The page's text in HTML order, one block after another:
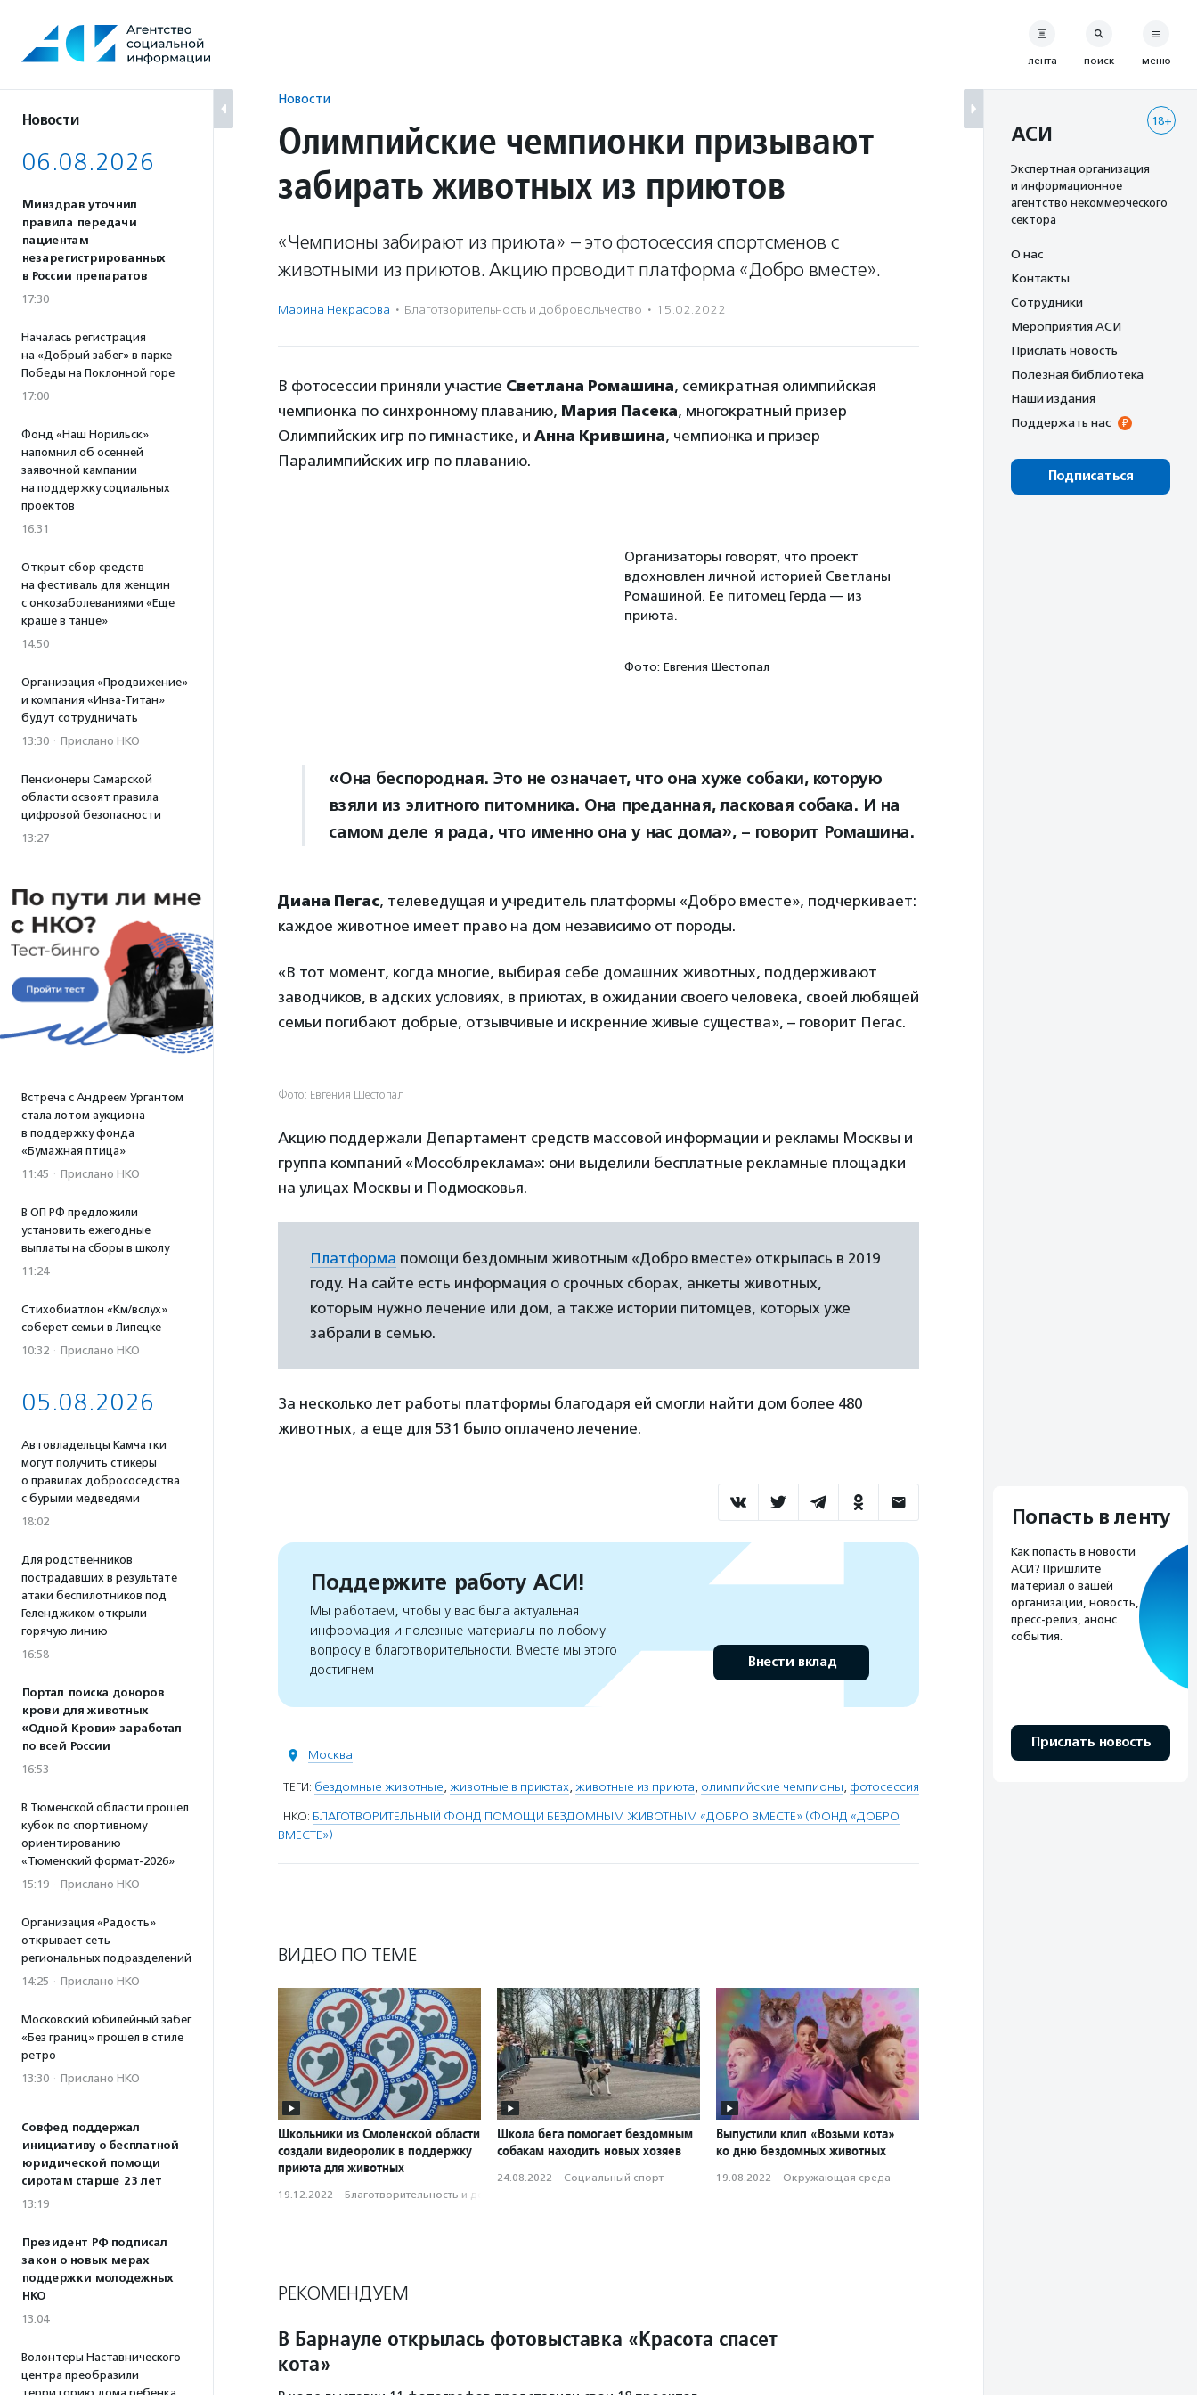
содержанию
Новости
06.08.2026
Минздрав уточнил
правила передачи
пациентам
незарегистрированных
в России препаратов
17:30
Началась регистрация
на «Добрый забег» в парке
Победы на Поклонной горе
17:00
Фонд «Наш Норильск»
напомнил об осенней
заявочной кампании
на поддержку социальных
проектов
16:31
Открыт сбор средств
на фестиваль для женщин
с онкозаболеваниями «Еще
краше в танце»
14:50
Организация «Продвижение»
и компания «Инва-Титан»
будут сотрудничать
13:30 · Прислано НКО
Пенсионеры Самарской
области освоят правила
цифровой безопасности
13:27
Встреча с Андреем Ургантом
стала лотом аукциона
в поддержку фонда
«Бумажная птица»
11:45 · Прислано НКО
В ОП РФ предложили
установить ежегодные
выплаты на сборы в школу
11:24
Стихобиатлон «Км/вслух»
соберет семьи в Липецке
10:32 · Прислано НКО
05.08.2026
Автовладельцы Камчатки
могут получить стикеры
о правилах добрососедства
с бурыми медведями
18:02
Для родственников
пострадавших в результате
атаки беспилотников под
Геленджиком открыли
горячую линию
16:58
Портал поиска доноров
крови для животных
«Одной Крови» заработал
по всей России
16:53
В Тюменской области прошел
кубок по спортивному
ориентированию
«Тюменский формат-2026»
15:19 · Прислано НКО
Организация «Радость»
открывает сеть
региональных подразделений
14:25 · Прислано НКО
Московский юбилейный забег
«Без границ» прошел в стиле
ретро
13:30 · Прислано НКО
Совфед поддержал
инициативу о бесплатной
юридической помощи
сиротам старше 23 лет
13:19
Президент РФ подписал
закон о новых мерах
поддержки молодежных
НКО
13:04
Волонтеры Наставнического
центра преобразили
Новости
Олимпийские чемпионки призывают
забирать животных из приютов
«Чемпионы забирают из приюта» – это фотосессия спортсменов с
животными из приютов. Акцию проводит платформа «Добро вместе».
Марина Некрасова · Благотвори­тель­ность и доброволь­чест­во · 15.02.2022
В фотосессии приняли участие Светлана Ромашина, семикратная олимпийская
чемпионка по синхронному плаванию, Мария Пасека, многократный призер
Олимпийских игр по гимнастике, и Анна Крившина, чемпионка и призер
Паралимпийских игр по плаванию.
Организаторы говорят, что проект
вдохновлен личной историей Светланы
Ромашиной. Ее питомец Герда — из
приюта.
Фото: Евгения Шестопал
«Она беспородная. Это не означает, что она хуже собаки, которую
взяли из элитного питомника. Она преданная, ласковая собака. И на
самом деле я рада, что именно она у нас дома», – говорит Ромашина.
Диана Пегас, телеведущая и учредитель платформы «Добро вместе», подчеркивает:
каждое животное имеет право на дом независимо от породы.
«В тот момент, когда многие, выбирая себе домашних животных, поддерживают
заводчиков, в адских условиях, в приютах, в ожидании своего человека, своей любящей
семьи погибают добрые, отзывчивые и искренние живые существа», – говорит Пегас.
Фото: Евгения Шестопал
Акцию поддержали Департамент средств массовой информации и рекламы Москвы и
группа компаний «Мособлреклама»: они выделили бесплатные рекламные площадки
на улицах Москвы и Подмосковья.
Платформа помощи бездомным животным «Добро вместе» открылась в 2019
году. На сайте есть информация о срочных сборах, анкеты животных,
которым нужно лечение или дом, а также истории питомцев, которых уже
забрали в семью.
За несколько лет работы платформы благодаря ей смогли найти дом более 480
животных, а еще для 531 было оплачено лечение.
Поддержите работу АСИ!
Мы работаем, чтобы у вас была актуальная
информация и полезные материалы по любому
вопросу в благотворительности. Вместе мы этого
достигнем
Внести вклад
Москва
ТЕГИ: бездомные животные, животные в приютах, животные из приюта, олимпийские чемпионы, фотосессия
НКО: БЛАГОТВОРИТЕЛЬНЫЙ ФОНД ПОМОЩИ БЕЗДОМНЫМ ЖИВОТНЫМ «ДОБРО ВМЕСТЕ» (ФОНД «ДОБРО
ВМЕСТЕ»)
ВИДЕО ПО ТЕМЕ
Школьники из Смоленской области
создали видеоролик в поддержку
приюта для животных
19.12.2022 · Благотвори­тель­ность и доброволь­чест­во
Школа бега помогает бездомным
собакам находить новых хозяев
24.08.2022 · Социальный спорт
Выпустили клип «Возьми кота»
ко дню бездомных животных
19.08.2022 · Окружающая среда
РЕКОМЕНДУЕМ
В Барнауле открылась фотовыставка «Красота спасет
кота»
лента поиск меню
18+
АСИ
Экспертная организация
и информационное
агентство некоммерческого
сектора
О нас
Контакты
Сотрудники
Мероприятия АСИ
Прислать новость
Полезная библиотека
Наши издания
Поддержать нас
Подписаться
Попасть в ленту
Как попасть в новости
АСИ? Пришлите
материал о вашей
организации, новость,
пресс-релиз, анонс
события.
Прислать новость